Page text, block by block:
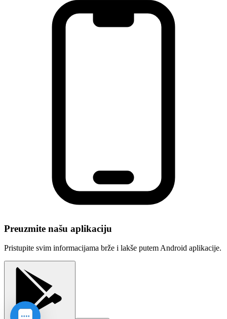
Preuzmite našu aplikaciju
Pristupite svim informacijama brže i lakše putem Android aplikacije.